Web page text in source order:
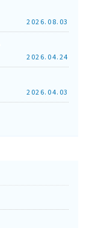
2026.08.03
2026.04.24
2026.04.03